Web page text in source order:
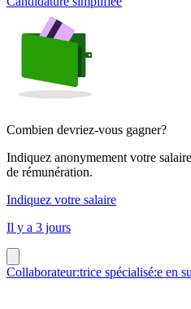
Combien devriez-vous gagner?
Indiquez anonymement votre
de rémunération.
Indiquez votre salaire
Il y a 3 jours
Collaborateur:trice spécialisé:e en